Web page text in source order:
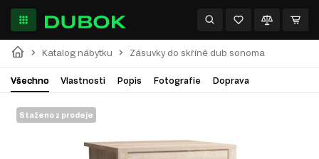
Katalog nábytku Zásuvky do skříně dub sonoma
Všechno Vlastnosti Popis Fotografie Doprava
Staženo z prodeje